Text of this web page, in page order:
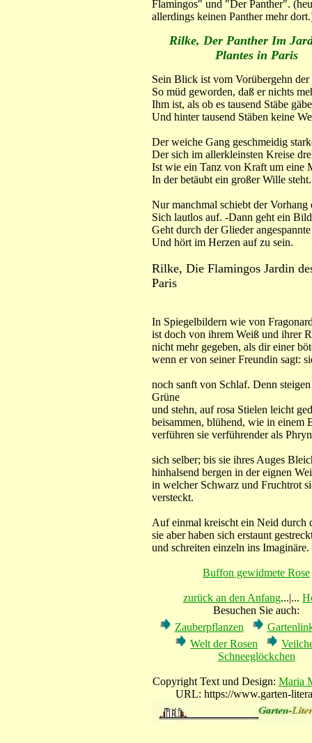
Flamingos" und "Der Panther".
allerdings keinen Panther mehr
Rilke, Der Panther Im
Plantes in Paris
Sein Blick ist vom Vorübergehn der
So müd geworden, daß er nichts
Ihm ist, als ob es tausend Stäbe gäbe
Und hinter tausend Stäben keine
Der weiche Gang geschmeidig
Der sich im allerkleinsten Kreise
Ist wie ein Tanz von Kraft um eine
In der betäubt ein großer Wille steht.
Nur manchmal schiebt der Vorhang
Sich lautlos auf. -Dann geht ein
Geht durch der Glieder
Und hört im Herzen auf zu sein.
Rilke, Die Flamingos Jardin
Paris
In Spiegelbildern wie von
ist doch von ihrem Weiß und ihrer
nicht mehr gegeben, als dir einer
wenn er von seiner Freundin sagt:
noch sanft von Schlaf. Denn
Grüne
und stehn, auf rosa Stielen leicht
beisammen, blühend, wie in einem
verführen sie verführender als
sich selber; bis sie ihres Auges
hinhalsend bergen in der eignen
in welcher Schwarz und Fruchtrot
versteckt.
Auf einmal kreischt ein Neid durch
sie aber haben sich erstaunt
und schreiten einzeln ins Imaginäre.
Buffon gewidmete Rose
zurück an den Anfang...|...
Besuchen Sie auch:
Zauberpflanzen
Welt der Rosen
Schneeglöckchen
Copyright Text und Design: Maria
URL: https://www.garten-